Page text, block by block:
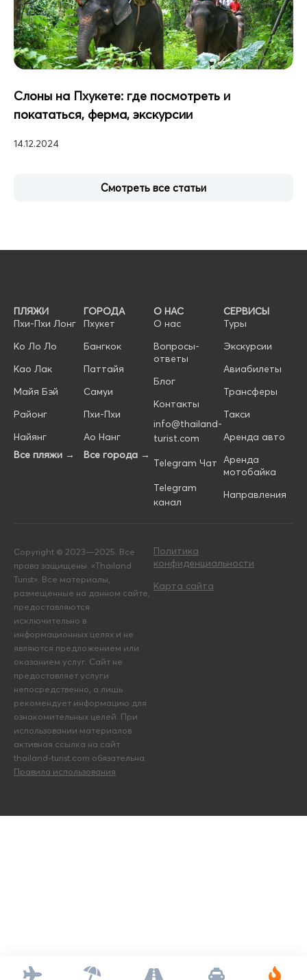
Слоны на Пхукете: где посмотреть и
покататься, ферма, экскурсии
14.12.2024
Смотреть все статьи
ПЛЯЖИ
Пхи-Пхи Лонг
Ко Ло Ло
Као Лак
Майя Бэй
Районг
Найянг
Все пляжи →
ГОРОДА
Пхукет
Бангкок
Паттайя
Самуи
Пхи-Пхи
Ао Нанг
Все города →
О НАС
О нас
Вопросы-
ответы
Блог
Контакты
info@thailand-
turist.com
Telegram Чат
Telegram
канал
СЕРВИСЫ
Туры
Экскурсии
Авиабилеты
Трансферы
Такси
Аренда авто
Аренда
мотобайка
Направления
Copyright © 2023—2025. Все
права защищены. «Thailand
Turist». Все материалы,
размещенные на данном сайте,
предоставляются
исключительно в
информационных целях и не
являются предложением или
оказанием услуг. Сайт не
предоставляет услуги
непосредственно, а лишь
рекомендует информацию для
ознакомительных целей. При
использовании материалов
активная ссылка на сайт
thailand-turist.com обязательна.
Правила использования
Политика
конфиденциальности
Карта сайта